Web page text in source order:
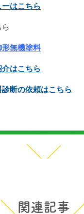
はこちら
無機塗料
はこちら
断の依頼はこちら
関連記事